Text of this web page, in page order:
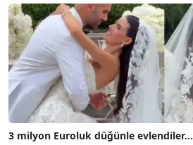
3 milyon Euroluk düğünle evlendiler...